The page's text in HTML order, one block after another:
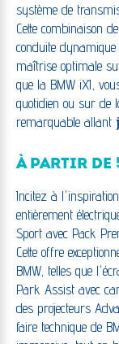
système de
Cette combinaison
conduite
maîtrise optimale
que la BMW iX1,
quotidien ou sur de
remarquable allant
À PARTIR
Incitez à
entièrement
Sport avec Pack
Cette offre
BMW, telles que
Park Assist avec
des projecteurs
faire technique de